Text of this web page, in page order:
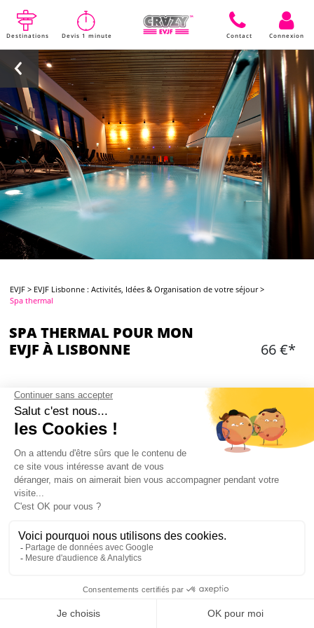
Destinations Devis 1 minute Contact Connexion
EVJF > EVJF Lisbonne : Activités, Idées & Organisation de votre séjour>
Spa thermal
SPA THERMAL POUR MON
EVJF À LISBONNE
66 €*
OPTIONS ADDITIONNELLES
Choisir une ou des option(s)
CONTENU
hôtel 5 étoiles
Piscine intérieure chauffée, sauna, hammam,
Mon EVJF à Lisbonne